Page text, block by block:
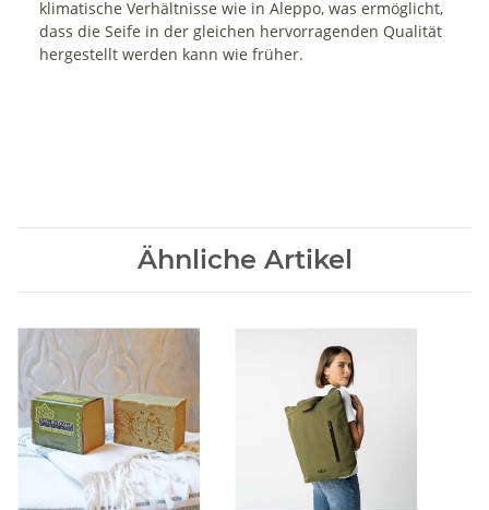
klimatische Verhältnisse wie in Aleppo, was ermöglicht,
dass die Seife in der gleichen hervorragenden Qualität
hergestellt werden kann wie früher.
Ähnliche Artikel